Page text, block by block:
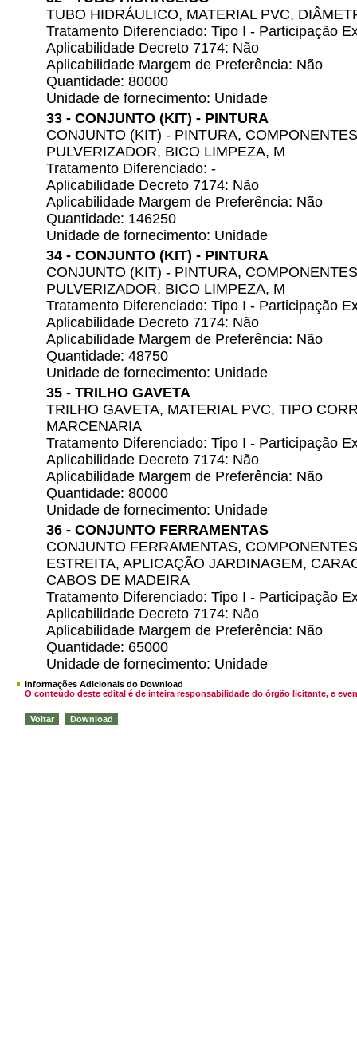
TUBO HIDRÁULICO, MATERIAL PVC,
Tratamento Diferenciado: Tipo I - Participação
Aplicabilidade Decreto 7174: Não
Aplicabilidade Margem de Preferência: Não
Quantidade: 80000
Unidade de fornecimento: Unidade
33 - CONJUNTO (KIT) - PINTURA
CONJUNTO (KIT) - PINTURA,
PULVERIZADOR, BICO LIMPEZA, M
Tratamento Diferenciado: -
Aplicabilidade Decreto 7174: Não
Aplicabilidade Margem de Preferência: Não
Quantidade: 146250
Unidade de fornecimento: Unidade
34 - CONJUNTO (KIT) - PINTURA
CONJUNTO (KIT) - PINTURA,
PULVERIZADOR, BICO LIMPEZA, M
Tratamento Diferenciado: Tipo I - Participação
Aplicabilidade Decreto 7174: Não
Aplicabilidade Margem de Preferência: Não
Quantidade: 48750
Unidade de fornecimento: Unidade
35 - TRILHO GAVETA
TRILHO GAVETA, MATERIAL PVC, TIPO
MARCENARIA
Tratamento Diferenciado: Tipo I - Participação
Aplicabilidade Decreto 7174: Não
Aplicabilidade Margem de Preferência: Não
Quantidade: 80000
Unidade de fornecimento: Unidade
36 - CONJUNTO FERRAMENTAS
CONJUNTO FERRAMENTAS,
ESTREITA, APLICAÇÃO JARDINAGEM,
CABOS DE MADEIRA
Tratamento Diferenciado: Tipo I - Participação
Aplicabilidade Decreto 7174: Não
Aplicabilidade Margem de Preferência: Não
Quantidade: 65000
Unidade de fornecimento: Unidade
Informações Adicionais do Download
O conteúdo deste edital é de inteira responsabilidade do órgão licitante, e